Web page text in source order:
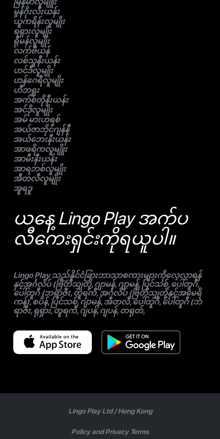
မွန်ဂိုးလီးယန်း
ယူကရိန်းလူမျိုး
ရရှားလူမျိုး
ရိုမန်လူမျိုး
လက်ဗီယန်
လစ်သူနီးယန်း
ဟင်ဒီလူမျိုး
ဟန်ဂေရီလူမျိုး
ဟီဘရူး
အက်စ်တိုနီးယန်း
အင်ဒိုလူမျိုး
အမ် မားဟရစ်
အယ်ဇာဘိုင်ဂျန်နီ
အယ်ဘေးနီးယန်း
အာဖရိကလူမျိူး
အာမီးနီးယန်း
အာရဘစ်လူမျိုး
အီတလီလူမျိုး
အူရဒူ
ယနေ့ Lingo Play အက်ပ
လီကေးရှင်းကိုရယူပါ။
Lingo Play သည်နိုင်ငံခြားဘာသာစကားများကိုလေ့လာရန်
နှင့်အင်္ဂလိပ် (ဗြိတိသျှတို့, ဂျာမန်, ဂျာမန်, ပြင်သစ်, ပေါ်တူဂီ,
ပေါ်တူဂီ (ဘရာဇီး, တူရကီ, အင်္ဂလိပ် (ဗြိတိသျှတို့နှင့်အမေရိ
ကန်), စပိန်, ပြင်သစ်, ဂျာမန်, အီတလီ, ပေါ်တူဂီ, ပေါ်တူဂီ (ဘ
ရာဇီး, ရုရှား, တူရကီ, ဂျပန်, ဂျပန်, တရုတ်,
Lingo Play Ltd /Hong Kong
Policy and Privacy Terms